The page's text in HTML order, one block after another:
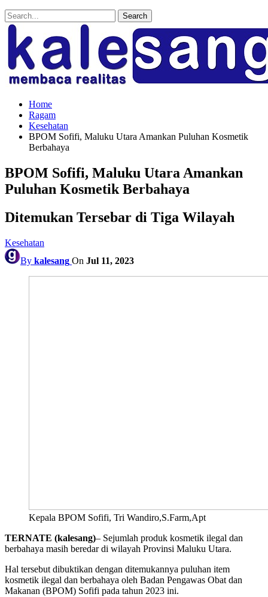
Posts
Categories
Tags
Home
Ragam
Kesehatan
BPOM Sofifi, Maluku Utara Amankan Puluhan Kosmetik
Berbahaya
BPOM Sofifi, Maluku Utara Amankan
Puluhan Kosmetik Berbahaya
Ditemukan Tersebar di Tiga Wilayah
Kesehatan
By kalesang On Jul 11, 2023
Kepala BPOM Sofifi, Tri Wandiro,S.Farm,Apt
TERNATE (kalesang)– Sejumlah produk kosmetik ilegal dan
berbahaya masih beredar di wilayah Provinsi Maluku Utara.
Hal tersebut dibuktikan dengan ditemukannya puluhan item
kosmetik ilegal dan berbahaya oleh Badan Pengawas Obat dan
Makanan (BPOM) Sofifi pada tahun 2023 ini.